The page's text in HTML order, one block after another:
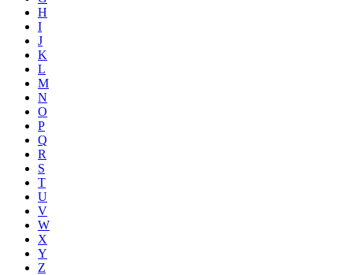
H
I
J
K
L
M
N
O
P
Q
R
S
T
U
V
W
X
Y
Z